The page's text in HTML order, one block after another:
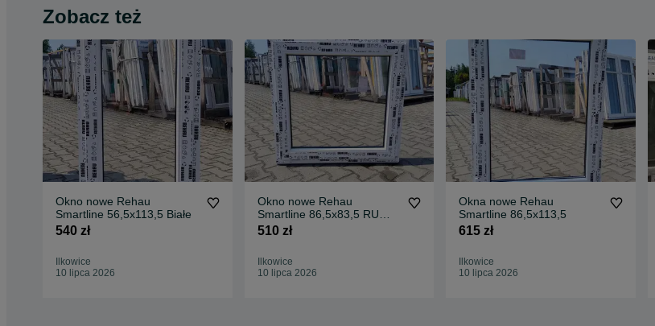
Zobacz też
Okno nowe Rehau
Smartline 56,5x113,5 Białe
540 zł
Ilkowice
10 lipca 2026
Okno nowe Rehau
Smartline 86,5x83,5 RU
Białe
510 zł
Ilkowice
10 lipca 2026
Okna nowe Rehau
Smartline 86,5x113,5
615 zł
Ilkowice
10 lipca 2026